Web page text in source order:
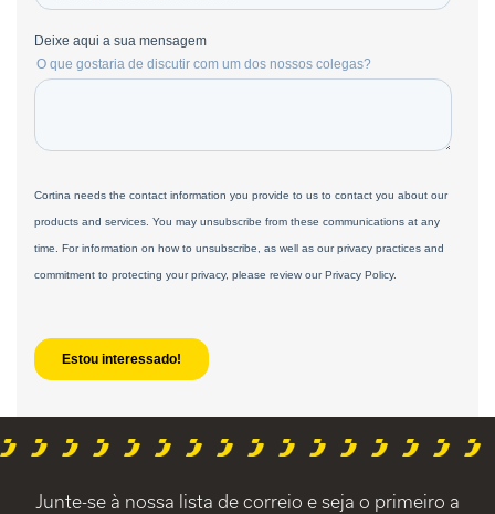
Junte-se à nossa lista de correio e seja o primeiro a